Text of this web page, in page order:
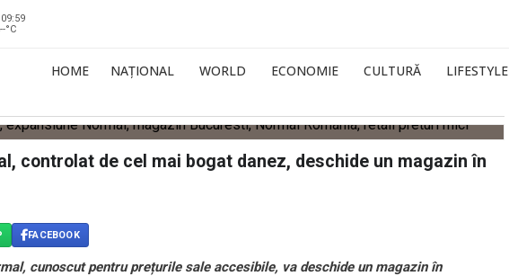
--°C
HOME NAȚIONAL WORLD ECONOMIE CULTURĂ LIFESTYLE
controlat de cel mai bogat danez, deschide un magazin în
FACEBOOK
cunoscut pentru prețurile sale accesibile, va deschide un magazin în